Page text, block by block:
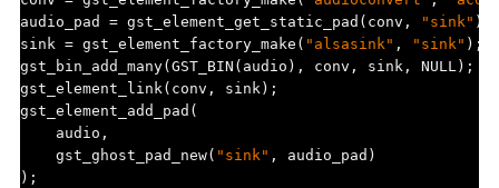
audio_pad = gst_element_get_static_pad ( conv , "sink" );
sink = gst_element_factory_make ( "alsasink" , "sink" );
gst_bin_add_many( GST_BIN ( audio ), conv , sink, NULL);
gst_element_link( conv , sink);
gst_element_add_pad (
    audio
,
    gst_ghost_pad_new
( "sink" , audio_pad )
);